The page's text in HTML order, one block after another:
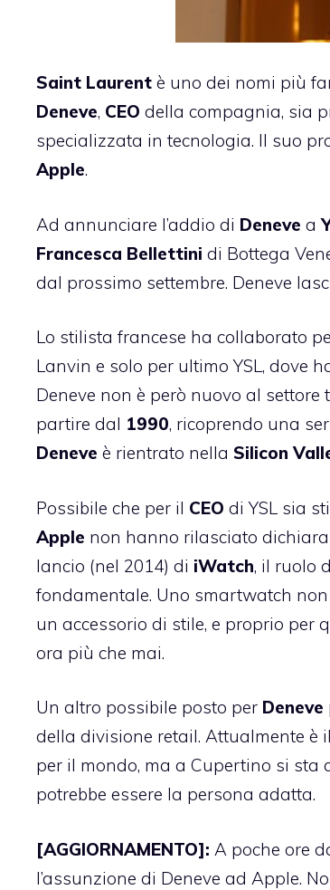
Saint Laurent è uno dei nomi più
Deneve, CEO della compagnia, sia
specializzata in tecnologia. Il suo
Apple.
Ad annunciare l’addio di Deneve a
Francesca Bellettini di Bottega
dal prossimo settembre. Deneve
Lo stilista francese ha collaborato
Lanvin e solo per ultimo YSL, dove
Deneve non è però nuovo al
partire dal 1990, ricoprendo una
Deneve è rientrato nella Silicon
Possibile che per il CEO di YSL sia
Apple non hanno rilasciato
lancio (nel 2014) di iWatch, il ruolo
fondamentale. Uno smartwatch
un accessorio di stile, e proprio per
ora più che mai.
Un altro possibile posto per Deneve
della divisione retail. Attualmente è
per il mondo, ma a Cupertino si sta
potrebbe essere la persona adatta.
[AGGIORNAMENTO]: A poche ore
l’assunzione di Deneve ad Apple.